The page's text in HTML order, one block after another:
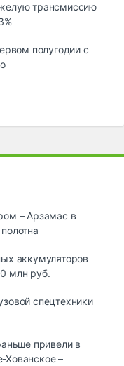
трансмиссию
полугодии с
– Арзамас в
аккумуляторов
млн руб.
спецтехники
привели в
Хованское –